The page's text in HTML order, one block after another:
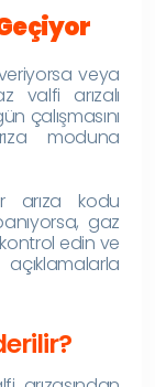
veya
valfi arızalı
çalışmasını
moduna
arıza kodu
gaz
kontrol edin ve